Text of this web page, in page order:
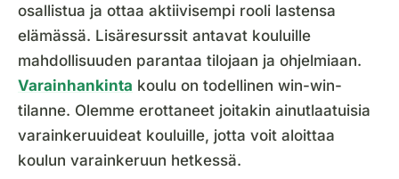
osallistua ja ottaa aktiivisempi rooli lastensa
elämässä. Lisäresurssit antavat kouluille
mahdollisuuden parantaa tilojaan ja ohjelmiaan.
Varainhankinta koulu on todellinen win-win-
tilanne. Olemme erottaneet joitakin ainutlaatuisia
varainkeruuideat kouluille, jotta voit aloittaa
koulun varainkeruun hetkessä.